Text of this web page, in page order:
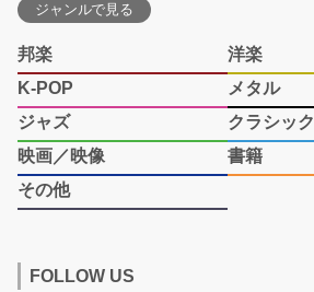
ジャンルで見る
邦楽
洋楽
K-POP
メタル
ジャズ
クラシック
映画／映像
書籍
その他
FOLLOW US